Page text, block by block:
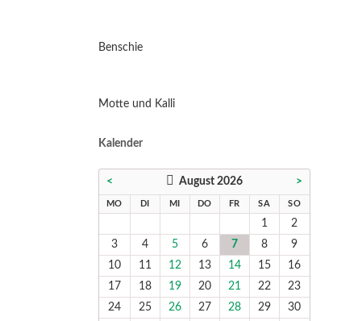
Benschie
Motte und Kalli
Kalender
< August 2026 >
MO NTAGDI ENSTAG
MI TTWOCH
DO NNERSTAG
FR EITAG
SA MSTAG
SONNTAG
1
2
3
4 5 6 7 8
9
10
11 12 13 14 15
16
17
18 19 20 21 22
23
24
25 26 27 28 29
30